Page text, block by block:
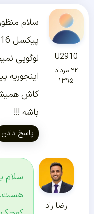
U2910
۲۲ مرداد
۱۳۹۵
لوگویی
اینجوریه
کاش
باشه !!!
پاسخ دادن
رضا راد
هست.